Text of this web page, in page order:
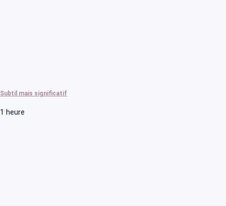
Subtil mais significatif
1 heure